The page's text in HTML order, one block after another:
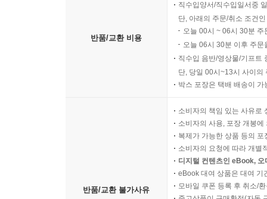
반품/교환 비용
직수입양서/직수입일서중
단, 아래의 주문/취소 조건
오늘 00시 ~ 06시 30분
오늘 06시 30분 이후 주
직수입 음반/영상물/기프트
단, 당일 00시~13시 사이의
박스 포장은 택배 배송이
반품/교환 불가사유
소비자의 책임 있는 사유로
소비자의 사용, 포장 개봉
복제가 가능한 상품 등의
소비자의 요청에 따라 개별
디지털 컨텐츠인 eBook,
eBook 대여 상품은 대여 기
모바일 쿠폰 등록 후 취소/